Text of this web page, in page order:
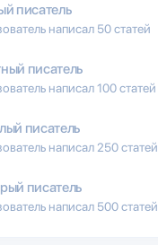
писатель
написал 50 статей
писатель
написал 100 статей
писатель
написал 250 статей
писатель
написал 500 статей